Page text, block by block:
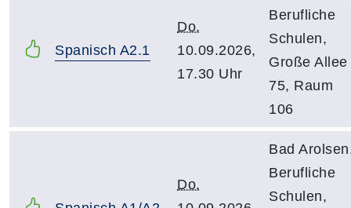
Spanisch A2.1
Do.
10.09.2026,
17.30 Uhr
Berufliche
Schulen,
Große Allee
75, Raum
106
Do.
Bad
Berufliche
Schulen,